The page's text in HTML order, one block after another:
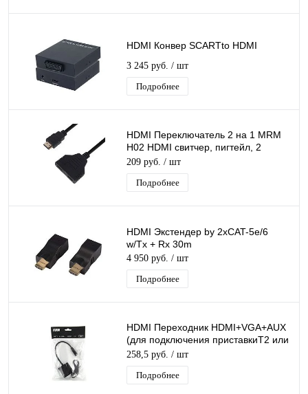
HDMI Конвер SCARTto HDMI
3 245 руб. / шт
Подробнее
HDMI Переключатель 2 на 1 MRM
H02 HDMI свитчер, пигтейл, 2
гнезда, длина 30см
209 руб. / шт
Подробнее
HDMI Экстендер by 2xCAT-5e/6
w/Tx + Rx 30m
4 950 руб. / шт
Подробнее
HDMI Переходник HDMI+VGA+AUX
(для подключения приставкиТ2 или
др. к монитору или проектору)
258,5 руб. / шт
Подробнее